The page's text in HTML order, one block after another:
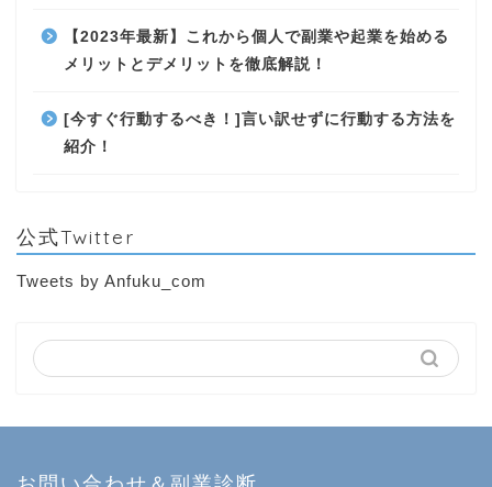
【2023年最新】これから個人で副業や起業を始める
メリットとデメリットを徹底解説！
[今すぐ行動するべき！]言い訳せずに行動する方法を
紹介！
公式Twitter
Tweets by Anfuku_com